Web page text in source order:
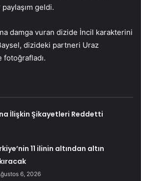
geldi.
damga vuran dizide İncil karakterini
dizideki partneri Uraz
fotoğrafladı.
İlişkin Şikayetleri Reddetti
11 ilinin altından altın
6, 2026